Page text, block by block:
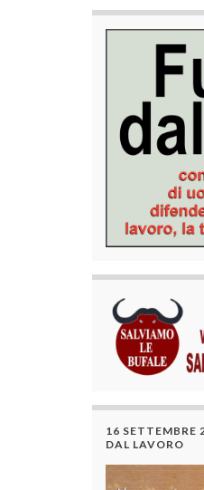
16 SETTEMBRE
DAL LAVORO